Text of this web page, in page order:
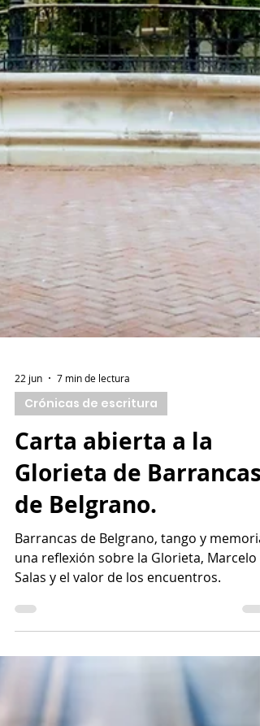
22 jun 7 min de lectura
Crónicas de escritura
Carta abierta a la
Glorieta de Barrancas
de Belgrano.
Barrancas de Belgrano, tango y memoria:
una reflexión sobre la Glorieta, Marcelo